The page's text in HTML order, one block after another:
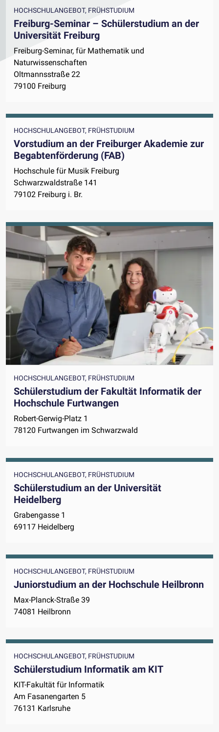
HOCHSCHULANGEBOT, FRÜHSTUDIUM
Freiburg-Seminar – Schülerstudium an der
Universität Freiburg
Freiburg-Seminar, für Mathematik und
Naturwissenschaften
Oltmannsstraße 22
79100 Freiburg
HOCHSCHULANGEBOT, FRÜHSTUDIUM
Vorstudium an der Freiburger Akademie zur
Begabtenförderung (FAB)
Hochschule für Musik Freiburg
Schwarzwaldstraße 141
79102 Freiburg i. Br.
HOCHSCHULANGEBOT, FRÜHSTUDIUM
Schülerstudium der Fakultät Informatik der
Hochschule Furtwangen
Robert-Gerwig-Platz 1
78120 Furtwangen im Schwarzwald
HOCHSCHULANGEBOT, FRÜHSTUDIUM
Schülerstudium an der Universität
Heidelberg
Grabengasse 1
69117 Heidelberg
HOCHSCHULANGEBOT, FRÜHSTUDIUM
Juniorstudium an der Hochschule Heilbronn
Max-Planck-Straße 39
74081 Heilbronn
HOCHSCHULANGEBOT, FRÜHSTUDIUM
Schülerstudium Informatik am KIT
KIT-Fakultät für Informatik
Am Fasanengarten 5
76131 Karlsruhe